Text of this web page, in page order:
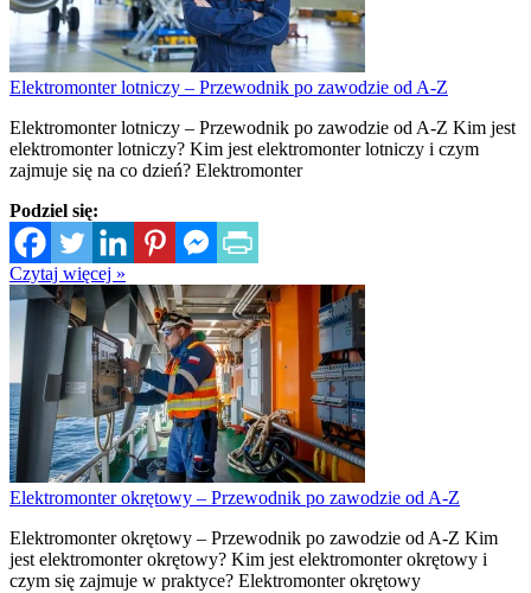
Elektromonter lotniczy – Przewodnik po zawodzie od A-Z
Elektromonter lotniczy – Przewodnik po zawodzie od A-Z Kim jest
elektromonter lotniczy? Kim jest elektromonter lotniczy i czym
zajmuje się na co dzień? Elektromonter
Podziel się:
Czytaj więcej »
Elektromonter okrętowy – Przewodnik po zawodzie od A-Z
Elektromonter okrętowy – Przewodnik po zawodzie od A-Z Kim
jest elektromonter okrętowy? Kim jest elektromonter okrętowy i
czym się zajmuje w praktyce? Elektromonter okrętowy